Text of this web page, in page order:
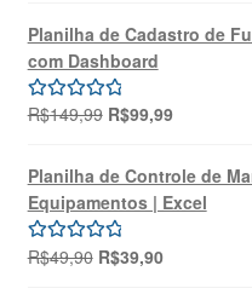
original
era:
R$69,99.
é:
Planilha de Cadastro de
com Dashboard
Avaliação
R$149,99 O
original
era:
R$149,99.
R$99,99O
atual
é:
R$99,99.
Planilha de Controle de
Equipamentos | Excel
Avaliação
R$49,90 O
R$39,90O